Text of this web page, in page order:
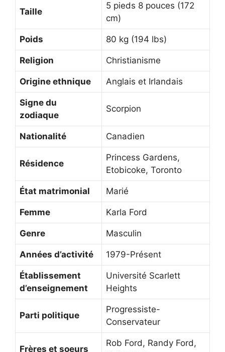
Taille
5 pieds 8 pouces (172
cm)
Poids 80 kg (194 lbs)
Religion Christianisme
Origine ethnique Anglais et Irlandais
Signe du
zodiaque
Scorpion
Nationalité Canadien
Résidence
Princess Gardens,
Etobicoke, Toronto
État matrimonial Marié
Femme Karla Ford
Genre Masculin
Années d’activité 1979-Présent
Établissement
d’enseignement
Université Scarlett
Heights
Parti politique
Progressiste-
Conservateur
Frères et soeurs
Rob Ford, Randy Ford,